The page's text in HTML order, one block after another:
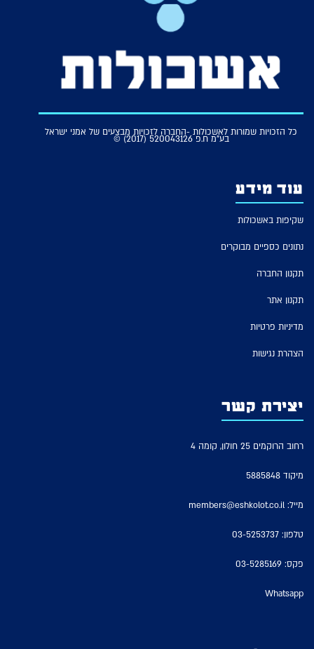
כל הזכויות שמורות לאשכולות -החברה לזכויות מבצעים של אמני ישראל
בע"מ ח.פ 520043126 (2017) ©
עוד מידע
שקיפות באשכולות
נתונים כספיים מבוקרים
תקנון החברה
תקנון אתר
מדיניות פרטיות
הצהרת נגישות
יצירת קשר
רחוב הרוקמים 25 חולון, קומה 4
מיקוד 5885848
מייל: members@eshkolot.co.il
טלפון: 03-5253737
פקס: 03-5285169
Whatsapp